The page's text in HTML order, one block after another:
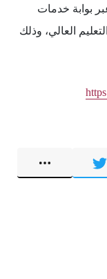
بوابة خدمات
العالي، وذلك